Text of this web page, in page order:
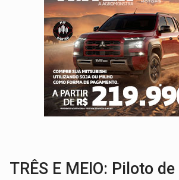
ELEIÇÕES 2026:Ulisses Guimarães
DECISÃO REVISADA:Nunes
CONEXÃO
ELEIÇÕES 2026:Patrimônio de
VÍDEO:Quadrilha é flagrada
TRÊS E MEIO: Piloto